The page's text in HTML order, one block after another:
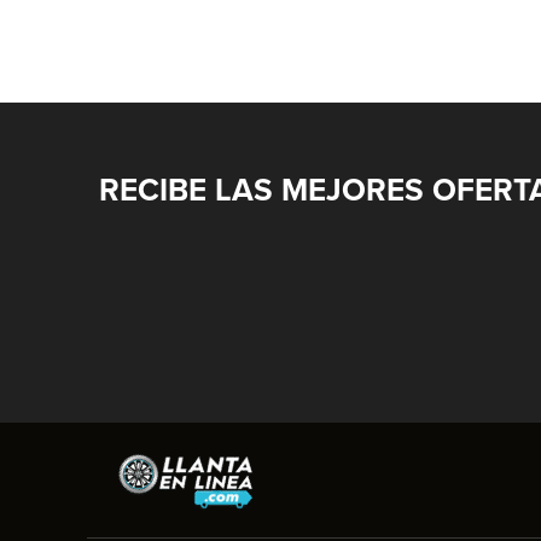
RECIBE LAS MEJORES